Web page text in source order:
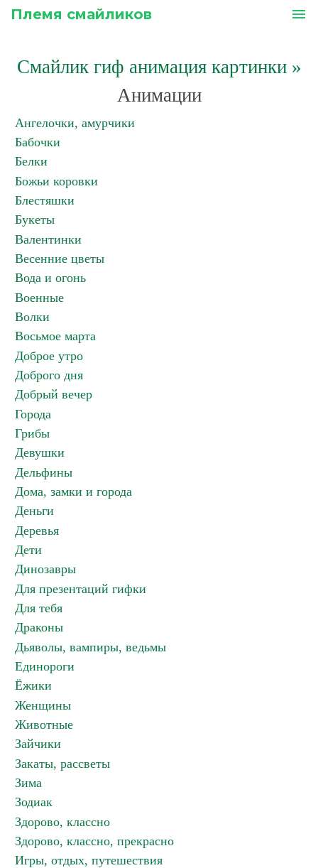
Племя смайликов menu
Смайлик гиф анимация картинки»
Анимации
Ангелочки, амурчики
Бабочки
Белки
Божьи коровки
Блестяшки
Букеты
Валентинки
Весенние цветы
Вода и огонь
Военные
Волки
Восьмое марта
Доброе утро
Доброго дня
Добрый вечер
Города
Грибы
Девушки
Дельфины
Дома, замки и города
Деньги
Деревья
Дети
Динозавры
Для презентаций гифки
Для тебя
Драконы
Дьяволы, вампиры, ведьмы
Единороги
Ёжики
Женщины
Животные
Зайчики
Закаты, рассветы
Зима
Зодиак
Здорово, классно
Здорово, классно, прекрасно
Игры, отдых, путешествия